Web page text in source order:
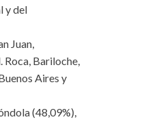
y del
Juan,
Roca, Bariloche,
Aires y
(48,09%),